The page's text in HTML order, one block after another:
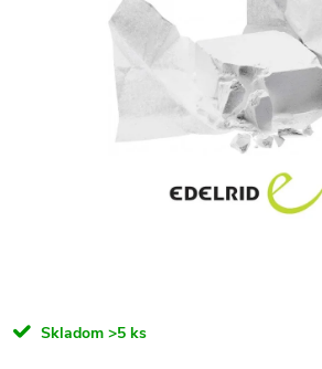
Skladom >5 ks